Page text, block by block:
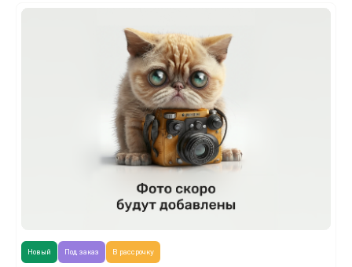
Новый Под заказ В рассрочку